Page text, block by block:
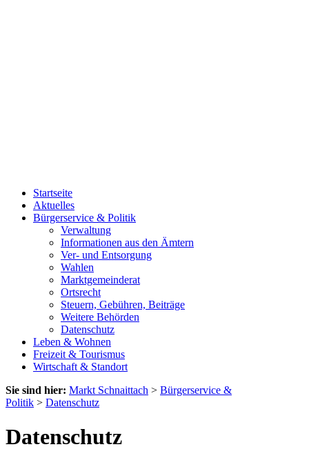
Startseite
Aktuelles
Bürgerservice & Politik
Verwaltung
Informationen aus den Ämtern
Ver- und Entsorgung
Wahlen
Marktgemeinderat
Ortsrecht
Steuern, Gebühren, Beiträge
Weitere Behörden
Datenschutz
Leben & Wohnen
Freizeit & Tourismus
Wirtschaft & Standort
Sie sind hier: Markt Schnaittach > Bürgerservice &
Politik > Datenschutz
Datenschutz